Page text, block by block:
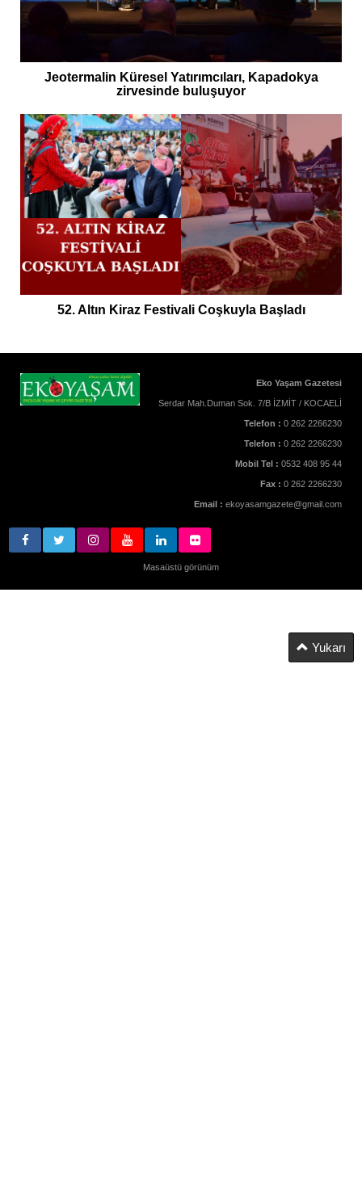
Jeotermalin Küresel Yatırımcıları, Kapadokya
zirvesinde buluşuyor
52. Altın Kiraz Festivali Coşkuyla Başladı
Eko Yaşam Gazetesi
Serdar Mah.Duman Sok. 7/B İZMİT / KOCAELİ
Telefon : 0 262 2266230
Telefon : 0 262 2266230
Mobil Tel : 0532 408 95 44
Fax : 0 262 2266230
Email : ekoyasamgazete@gmail.com
Masaüstü görünüm
Yukarı